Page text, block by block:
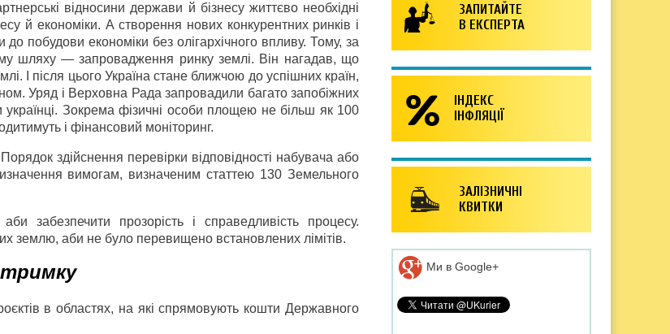
відносини держави й бізнесу життєво необхідні
й економіки. А створення нових конкурентних ринків і
побудови економіки без олігархічного впливу. Тому, за
шляху — запровадження ринку землі. Він нагадав, що
І після цього Україна стане ближчою до успішних країн,
Уряд і Верховна Рада запровадили багато запобіжних
Зокрема фізичні особи площею не більш як 100
і фінансовий моніторинг.
здійснення перевірки відповідності набувача або
вимогам, визначеним статтею 130 Земельного
забезпечити прозорість і справедливість процесу.
землю, аби не було перевищено встановлених лімітів.
в областях, на які спрямовують кошти Державного
ЗАПИТАЙТЕ
В ЕКСПЕРТА
ІНДЕКС
ІНФЛЯЦІЇ
ЗАЛІЗНИЧНІ
КВИТКИ
Ми в Google+